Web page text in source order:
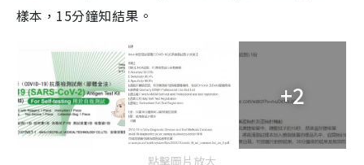
樣本，15分鐘知結果。
+2
點擊圖片放大